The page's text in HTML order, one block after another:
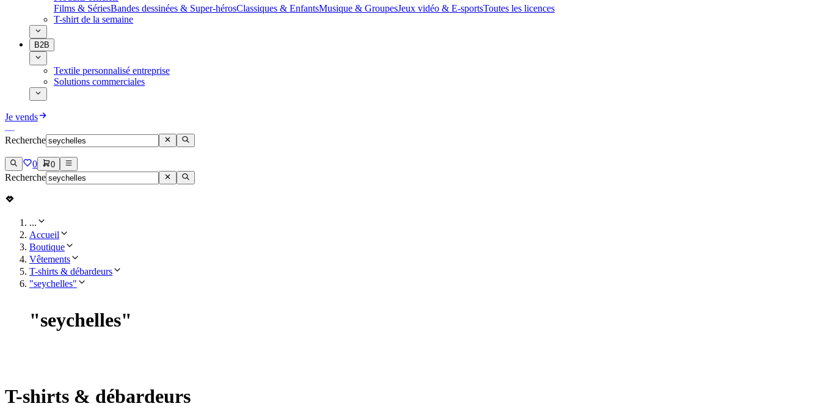
Films & SériesBandes dessinées & Super-hérosClassiques & EnfantsMusique & GroupesJeux vidéo & E-sportsToutes les licences
T-shirt de la semaine
B2B
Textile personnalisé entreprise
Solutions commerciales
Je vends
Recherche
0 0
Recherche
...
Accueil
Boutique
Vêtements
T-shirts & débardeurs
"seychelles"
"seychelles"
T-shirts & débardeurs